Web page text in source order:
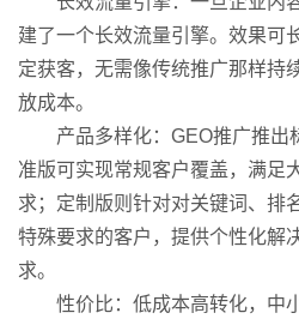
建了一个长效流量引擎。效果可
定获客，无需像传统推广那样持
放成本。
产品多样化：GEO推广推出
准版可实现常规客户覆盖，满足
求；定制版则针对对关键词、排
特殊要求的客户，提供个性化解
求。
性价比：低成本高转化，中